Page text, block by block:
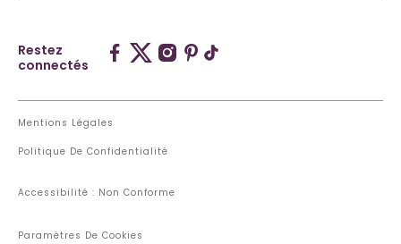
Restez
connectés
Mentions Légales
Politique De Confidentialité
Accessibilité : Non Conforme
Paramètres De Cookies